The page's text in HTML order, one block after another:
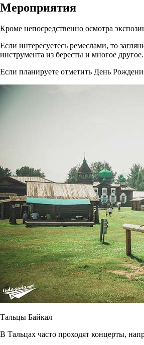
Мероприятия
Кроме непосредственно осмотра
Если интересуетесь ремеслами, то
инструмента из бересты и многое другое.
Если планируете отметить День
Тальцы Байкал
В Тальцах часто проходят концерты,